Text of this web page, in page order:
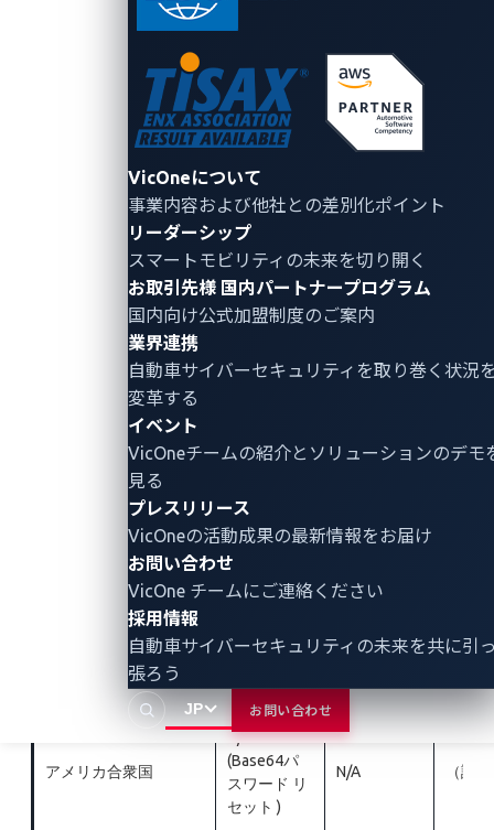
VicOneについて
事業内容および他社との差別化ポイント
リーダーシップ
スマートモビリティの未来を切り開く
お取引先様 国内パートナープログラム
国内向け公式加盟制度のご案内
業界連携
自動車サイバーセキュリティ を取り巻く状況
変革する
イベント
VicOneチームの紹介とソリューションのデモ
見る
プレスリリース
VicOneの活動成果の最新情報をお届け
お問い合わせ
VicOne チームにご連絡ください
採用情報
自動車サイバーセキュリティの未来を共に引
張ろう
JP お問い合わせ
Yes No
Yes Yes
Yes
Yes
(Base64パ
スワード)
No
Yes No
GPS
Yes Yes
Yes No
Yes Yes 様々
Yes Yes
アメリカ合衆国
N/A
(Base64パ
スワード リ
セット )
N/A （認